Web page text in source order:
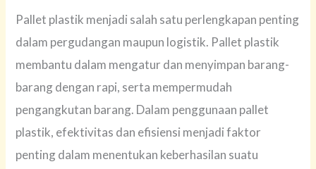
Pallet plastik menjadi salah satu perlengkapan penting
dalam pergudangan maupun logistik. Pallet plastik
membantu dalam mengatur dan menyimpan barang-
barang dengan rapi, serta mempermudah
pengangkutan barang. Dalam penggunaan pallet
plastik, efektivitas dan efisiensi menjadi faktor
penting dalam menentukan keberhasilan suatu